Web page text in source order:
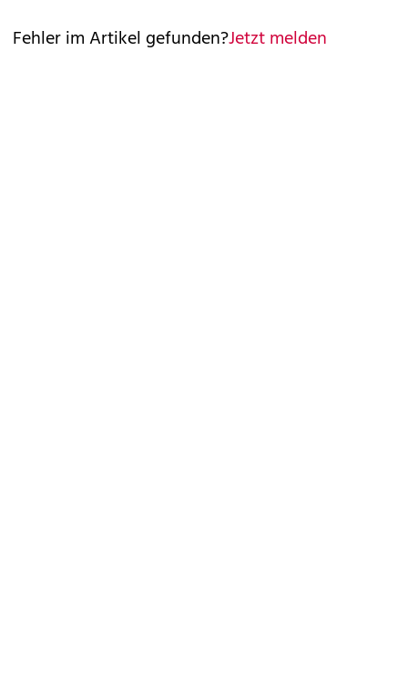
Fehler im Artikel gefunden?Jetzt melden